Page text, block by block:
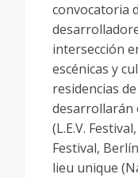
convocatoria
intersección
escénicas y
residencias
desarrollarán
(L.E.V.
Festival,
lieu unique